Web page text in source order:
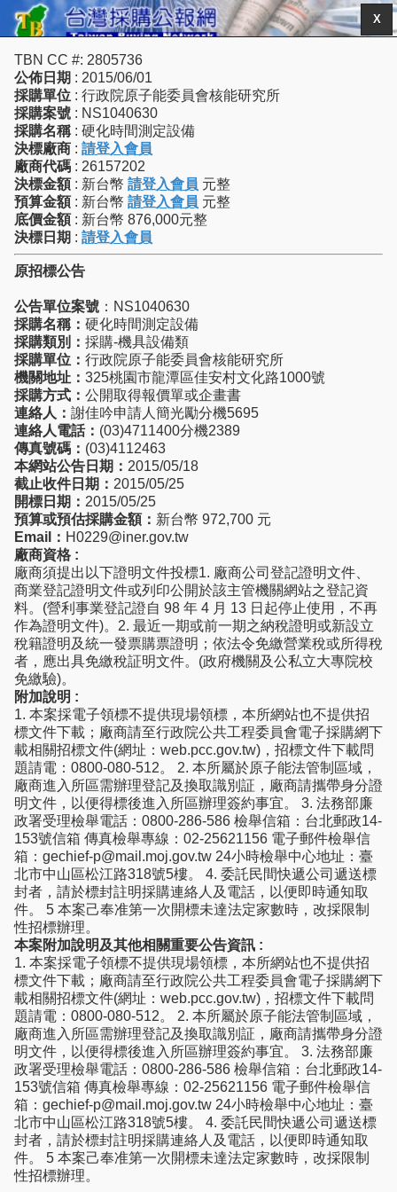
X
TBN CC #: 2805736
公佈日期 : 2015/06/01
採購單位 : 行政院原子能委員會核能研究所
採購案號 : NS1040630
採購名稱 : 硬化時間測定設備
決標廠商 : 請登入會員
廠商代碼 : 26157202
決標金額 : 新台幣 請登入會員 元整
預算金額 : 新台幣 請登入會員 元整
底價金額 : 新台幣 876,000元整
決標日期 : 請登入會員
原招標公告
公告單位案號 ：NS1040630
採購名稱： 硬化時間測定設備
採購類別： 採購-機具設備類
採購單位： 行政院原子能委員會核能研究所
機關地址： 325桃園市龍潭區佳安村文化路1000號
採購方式： 公開取得報價單或企畫書
連絡人： 謝佳吟申請人簡光勵分機5695
連絡人電話： (03)4711400分機2389
傳真號碼： (03)4112463
本網站公告日期： 2015/05/18
截止收件日期： 2015/05/25
開標日期： 2015/05/25
預算或預估採購金額： 新台幣 972,700 元
Email： H0229@iner.gov.tw
廠商資格 :
廠商須提出以下證明文件投標1. 廠商公司登記證明文件、
商業登記證明文件或列印公開於該主管機關網站之登記資
料。(營利事業登記證自 98 年 4 月 13 日起停止使用，不再
作為證明文件)。2. 最近一期或前一期之納稅證明或新設立
稅籍證明及統一發票購票證明；依法令免繳營業稅或所得稅
者，應出具免繳稅証明文件。(政府機關及公私立大專院校
免繳驗)。
附加說明 :
1. 本案採電子領標不提供現場領標，本所網站也不提供招
標文件下載；廠商請至行政院公共工程委員會電子採購網下
載相關招標文件(網址：web.pcc.gov.tw)，招標文件下載問
題請電：0800-080-512。 2. 本所屬於原子能法管制區域，
廠商進入所區需辦理登記及換取識別証，廠商請攜帶身分證
明文件，以便得標後進入所區辦理簽約事宜。 3. 法務部廉
政署受理檢舉電話：0800-286-586 檢舉信箱：台北郵政14-
153號信箱 傳真檢舉專線：02-25621156 電子郵件檢舉信
箱：gechief-p@mail.moj.gov.tw 24小時檢舉中心地址：臺
北市中山區松江路318號5樓。 4. 委託民間快遞公司遞送標
封者，請於標封註明採購連絡人及電話，以便即時通知取
件。 5 本案己奉准第一次開標未達法定家數時，改採限制
性招標辦理。
本案附加說明及其他相關重要公告資訊 :
1. 本案採電子領標不提供現場領標，本所網站也不提供招
標文件下載；廠商請至行政院公共工程委員會電子採購網下
載相關招標文件(網址：web.pcc.gov.tw)，招標文件下載問
題請電：0800-080-512。 2. 本所屬於原子能法管制區域，
廠商進入所區需辦理登記及換取識別証，廠商請攜帶身分證
明文件，以便得標後進入所區辦理簽約事宜。 3. 法務部廉
政署受理檢舉電話：0800-286-586 檢舉信箱：台北郵政14-
153號信箱 傳真檢舉專線：02-25621156 電子郵件檢舉信
箱：gechief-p@mail.moj.gov.tw 24小時檢舉中心地址：臺
北市中山區松江路318號5樓。 4. 委託民間快遞公司遞送標
封者，請於標封註明採購連絡人及電話，以便即時通知取
件。 5 本案己奉准第一次開標未達法定家數時，改採限制
性招標辦理。